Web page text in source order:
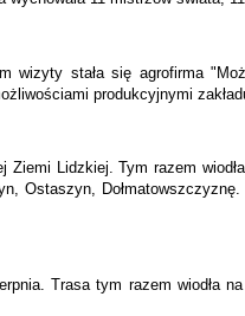
wizyty stała się agrofirma
produkcyjnymi
Lidzkiej. Tym razem
Trasa tym razem wiodła